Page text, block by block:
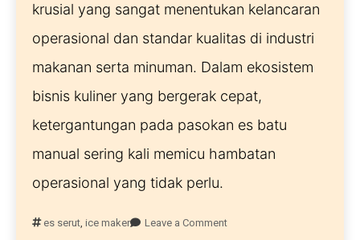
krusial yang sangat menentukan kelancaran
operasional dan standar kualitas di industri
makanan serta minuman. Dalam ekosistem
bisnis kuliner yang bergerak cepat,
ketergantungan pada pasokan es batu
manual sering kali memicu hambatan
operasional yang tidak perlu.
es serut,ice maker Leave a Comment